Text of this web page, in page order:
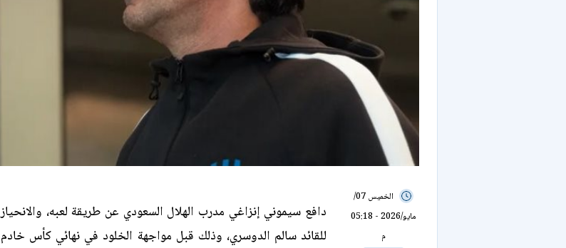
الخميس 07/
مايو/2026 - 05:18
م
دافع سيموني إنزاغي مدرب الهلال السعودي عن طريقة لعبه، والانحياز
للقائد سالم الدوسري، وذلك قبل مواجهة الخلود في نهائي كأس خادم